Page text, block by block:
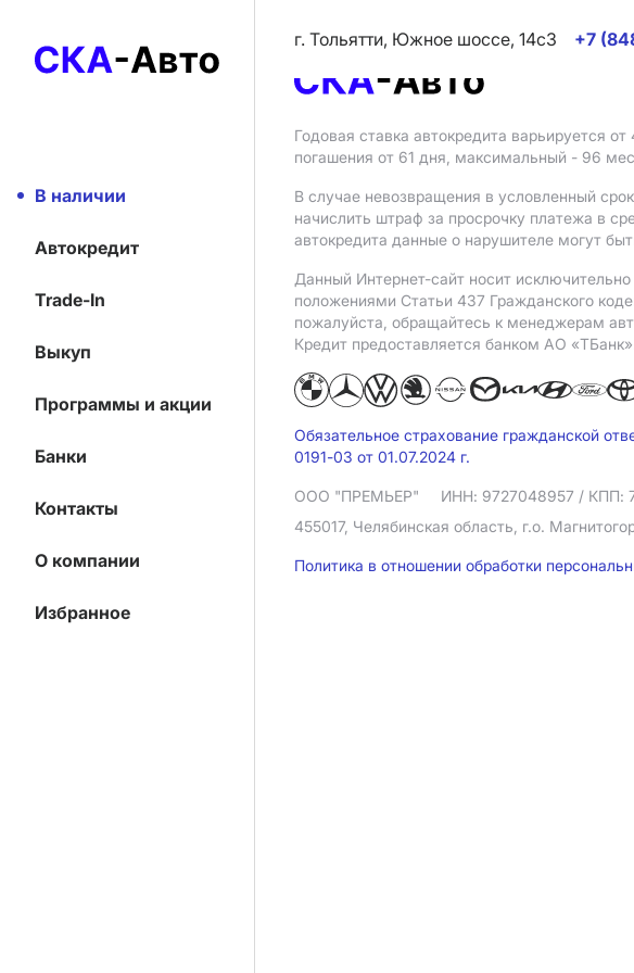
В наличии
Автокредит
Trade-In
Выкуп
Программы и акции
Банки
Контакты
О компании
Избранное
г. Тольятти, Южное шоссе, 14с3
+7
Годовая ставка автокредита варьируется от
погашения от 61 дня, максимальный - 96
В случае невозвращения в условленный
начислить штраф за просрочку платежа в
автокредита данные о нарушителе могут
Данный Интернет-сайт носит
положениями Статьи 437 Гражданского
пожалуйста, обращайтесь к менеджерам
Кредит предоставляется банком АO
Обязательное страхование гражданской
0191-03 от 01.07.2024 г.
ООО "ПРЕМЬЕР" ИНН: 9727048957 / КПП:
455017, Челябинская область, г.о.
Политика в отношении обработки